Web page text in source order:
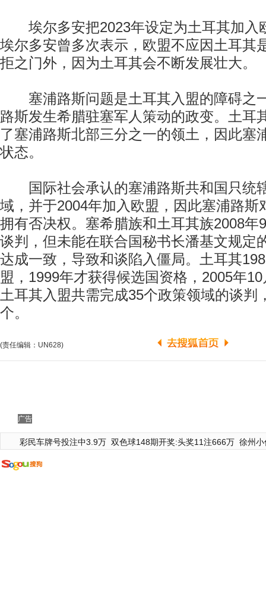
埃尔多安把2023年设定为土耳其加入
埃尔多安曾多次表示，欧盟不应因土耳其
拒之门外，因为土耳其会不断发展壮大。
塞浦路斯问题是土耳其入盟的障碍之
路斯发生希腊驻塞军人策动的政变。土耳
了塞浦路斯北部三分之一的领土，因此塞
状态。
国际社会承认的塞浦路斯共和国只统
域，并于2004年加入欧盟，因此塞浦路斯
拥有否决权。塞希腊族和土耳其族2008年
谈判，但未能在联合国秘书长潘基文规定
达成一致，导致和谈陷入僵局。土耳其
盟，1999年才获得候选国资格，2005年
土耳其入盟共需完成35个政策领域的谈判
个。
(责任编辑：UN628)
广告
彩民车牌号投注中3.9万 双色球148期开奖:头奖11注666万 徐州